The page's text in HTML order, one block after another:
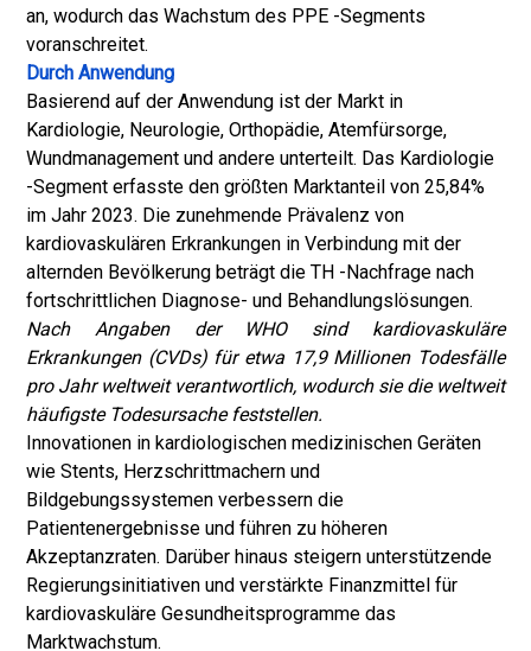
an, wodurch das Wachstum des PPE -Segments
voranschreitet.
Durch Anwendung
Basierend auf der Anwendung ist der Markt in
Kardiologie, Neurologie, Orthopädie, Atemfürsorge,
Wundmanagement und andere unterteilt. Das Kardiologie
-Segment erfasste den größten Marktanteil von 25,84%
im Jahr 2023. Die zunehmende Prävalenz von
kardiovaskulären Erkrankungen in Verbindung mit der
alternden Bevölkerung beträgt die TH -Nachfrage nach
fortschrittlichen Diagnose- und Behandlungslösungen.
Nach Angaben der WHO sind kardiovaskuläre
Erkrankungen (CVDs) für etwa 17,9 Millionen Todesfälle
pro Jahr weltweit verantwortlich, wodurch sie die weltweit
häufigste Todesursache feststellen.
Innovationen in kardiologischen medizinischen Geräten
wie Stents, Herzschrittmachern und
Bildgebungssystemen verbessern die
Patientenergebnisse und führen zu höheren
Akzeptanzraten. Darüber hinaus steigern unterstützende
Regierungsinitiativen und verstärkte Finanzmittel für
kardiovaskuläre Gesundheitsprogramme das
Marktwachstum.